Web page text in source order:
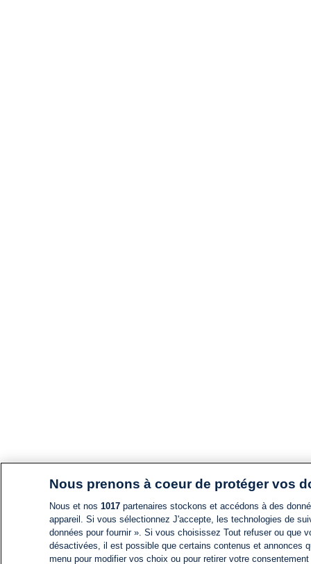
Nous prenons à coeur de protéger vos
Nous et nos 1017partenaires stockons et accédons à des
appareil. Si vous sélectionnez J'accepte, les technologies de
données pour fournir ». Si vous choisissez Tout refuser ou
désactivées, il est possible que certains contenus et annonces
menu pour modifier vos choix ou pour retirer votre